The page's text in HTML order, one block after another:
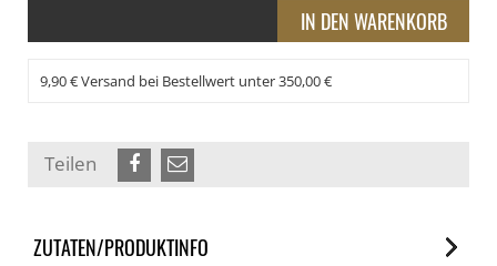
9,90 € Versand bei Bestellwert unter 350,00 €
Teilen
ZUTATEN/PRODUKTINFO